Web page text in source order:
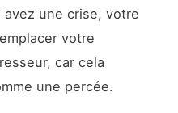
une crise, votre
votre
car cela
une percée.